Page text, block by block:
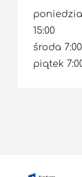
15:00
środa 7:00
piątek